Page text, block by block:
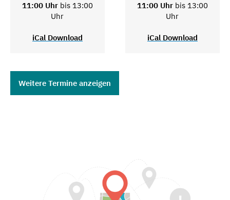
11:00 Uhr bis 13:00
Uhr
iCal Download
11:00 Uhr bis 13:00
Uhr
iCal Download
Weitere Termine anzeigen